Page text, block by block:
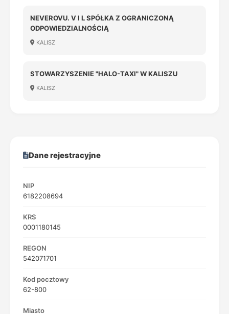
NEVEROVU. V I L SPÓŁKA Z OGRANICZONĄ
ODPOWIEDZIALNOŚCIĄ
KALISZ
STOWARZYSZENIE "HALO-TAXI" W KALISZU
KALISZ
Dane rejestracyjne
NIP
6182208694
KRS
0001180145
REGON
542071701
Kod pocztowy
62-800
Miasto